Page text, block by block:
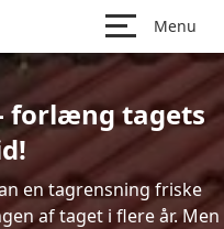
Menu
forlæng tagets
en tagrensning friske
af taget i flere år. Men